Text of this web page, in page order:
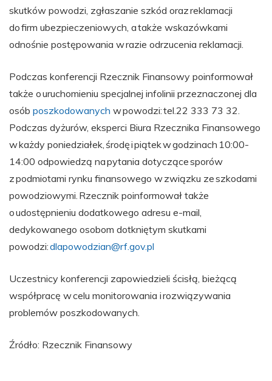
skutków powodzi, zgłaszanie szkód oraz reklamacji
do firm ubezpieczeniowych, a także wskazówkami
odnośnie postępowania w razie odrzucenia reklamacji.
Podczas konferencji Rzecznik Finansowy poinformował
także o uruchomieniu specjalnej infolinii przeznaczonej dla
osób poszkodowanych w powodzi: tel.22 333 73 32.
Podczas dyżurów, eksperci Biura Rzecznika Finansowego
w każdy poniedziałek, środę i piątek w godzinach 10:00-
14:00 odpowiedzą na pytania dotyczące sporów
z podmiotami rynku finansowego w związku ze szkodami
powodziowymi. Rzecznik poinformował także
o udostępnieniu dodatkowego adresu e-mail,
dedykowanego osobom dotkniętym skutkami
powodzi:dlapowodzian@rf.gov.pl
Uczestnicy konferencji zapowiedzieli ścisłą, bieżącą
współpracę w celu monitorowania i rozwiązywania
problemów poszkodowanych.
Źródło: Rzecznik Finansowy